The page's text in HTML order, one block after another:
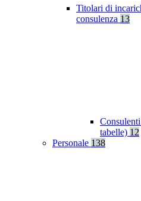
Titolari di
consulenza 13
tabelle) 12
Personale 138